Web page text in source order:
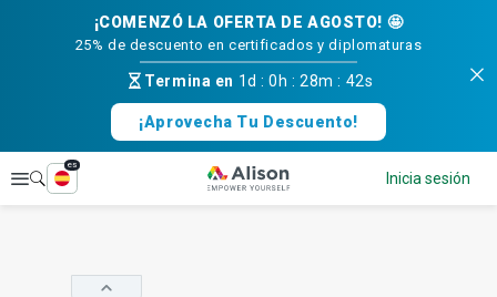
¡COMENZÓ LA OFERTA DE AGOSTO! 🤩
25% de descuento en certificados y diplomaturas
Termina en 1d :0h :28m : 41s
¡Aprovecha Tu Descuento!
Explorar
es
Inicia sesión